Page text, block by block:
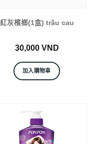
紅灰檳榔(1盒) trầu cau
30,000 VND
加入購物車